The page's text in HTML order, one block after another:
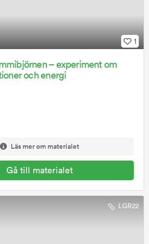
1
– experiment om
och energi
Läs mer om materialet
Gå till materialet
LGR22